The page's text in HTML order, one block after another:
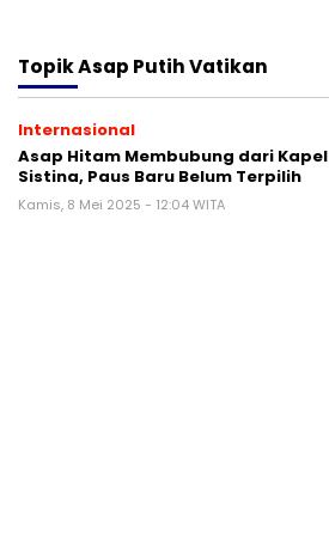
TopikAsap Putih Vatikan
Internasional
Asap Hitam Membubung dari Kapel
Sistina, Paus Baru Belum Terpilih
Kamis, 8 Mei 2025 - 12:04 WITA